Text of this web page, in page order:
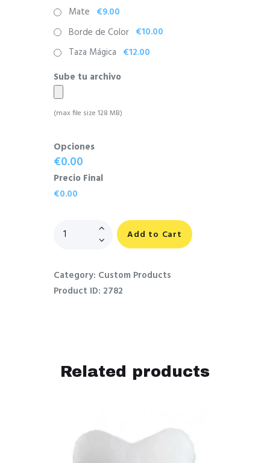
Mate €9.00
Borde de Color €10.00
Taza Mágica €12.00
Sube tu archivo
(max file size 128 MB)
Opciones
€0.00
Precio Final
€0.00
Add to Cart
Category: Custom Products
Product ID: 2782
Related products